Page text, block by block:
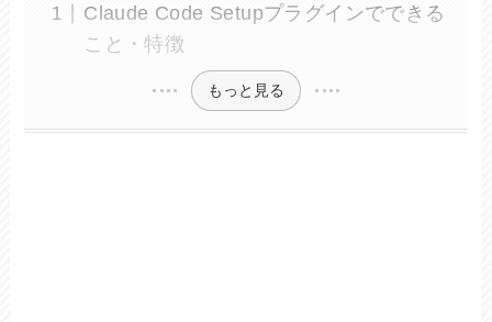
Claude Code Setupプラグインでできる
こと・特徴
もっと見る